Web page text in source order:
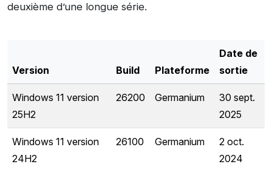
deuxième d’une longue série.
Version Build Plateforme
Date de
sortie
Windows 11 version
25H2
26200 Germanium
30 sept.
2025
Windows 11 version
24H2
26100 Germanium
2 oct.
2024